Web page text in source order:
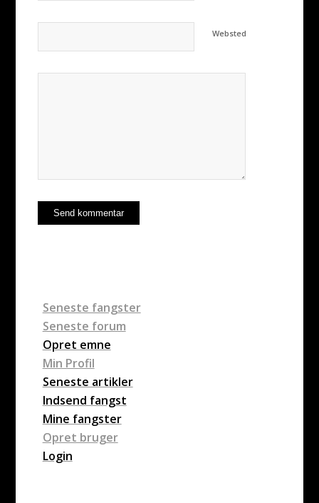
Websted
Seneste fangster
Seneste forum
Opret emne
Min Profil
Seneste artikler
Indsend fangst
Mine fangster
Opret bruger
Login